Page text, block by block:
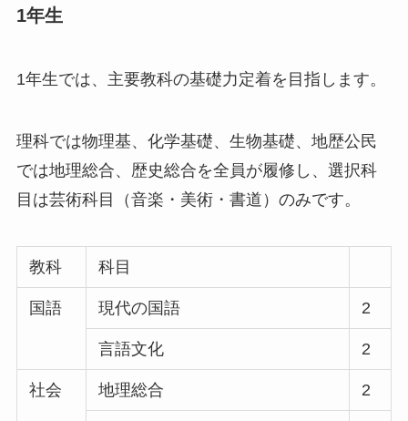
1年生
1年生では、主要教科の基礎力定着を目指します。
理科では物理基、化学基礎、生物基礎、地歴公民
では地理総合、歴史総合を全員が履修し、選択科
目は芸術科目（音楽・美術・書道）のみです。
教科 科目
国語 現代の国語 2
言語文化 2
社会 地理総合 2